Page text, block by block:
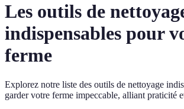
Les outils de
indispensables pour
ferme
Explorez notre liste des outils de nettoyage
garder votre ferme impeccable, alliant praticité